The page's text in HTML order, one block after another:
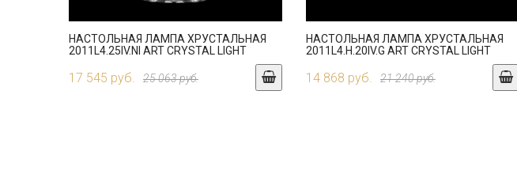
НАСТОЛЬНАЯ ЛАМПА ХРУСТАЛЬНАЯ
2011L4.25IV.NI ART CRYSTAL LIGHT
17 545 руб. 25 063 руб.
НАСТОЛЬНАЯ ЛАМПА ХРУСТАЛЬНАЯ
2011L4.H.20IV.G ART CRYSTAL LIGHT
14 868 руб. 21 240 руб.